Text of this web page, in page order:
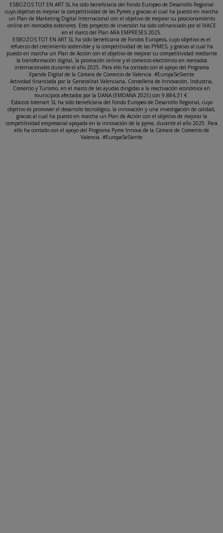
ESBOZOS TOT EN ART SL ha sido beneficiaria del Fondo Europeo de Desarrollo Regional
cuyo objetivo es mejorar la competitividad de las Pymes y gracias al cual ha puesto en marcha
un Plan de Marketing Digital Internacional con el objetivo de mejorar su posicionamiento
online en mercados exteriores. Este proyecto de inversión ha sido cofinanciado por el IVACE
en el marco del Plan ARA EMPRESES 2025.
ESBOZOS TOT EN ART SL ha sido beneficiaria de Fondos Europeos, cuyo objetivo es el
refuerzo del crecimiento sostenible y la competitividad de las PYMES, y gracias al cual ha
puesto en marcha un Plan de Acción con el objetivo de mejorar su competitividad mediante
la transformación digital, la promoción online y el comercio electrónico en mercados
internacionales durante el año 2025. Para ello ha contado con el apoyo del Programa
Xpande Digital de la Cámara de Comercio de Valencia. #EuropaSeSiente
Actividad financiada por la Generalitat Valenciana, Conselleria de Innovación, Industria,
Comercio y Turismo, en el marco de las ayudas dirigidas a la reactivación económica en
municipios afectados por la DANA (EMDANA 2025) con 9.884,31 €.
Esbozos totenart SL ha sido beneficiaria del Fondo Europeo de Desarrollo Regional, cuyo
objetivo es promover el desarrollo tecnológico, la innovación y una investigación de calidad,
gracias al cual ha puesto en marcha un Plan de Acción con el objetivo de mejorar la
competitividad empresarial apoyada en la innovación de la pyme, durante el año 2025. Para
ello ha contado con el apoyo del Programa Pyme Innova de la Cámara de Comercio de
Valencia. #EuropaSeSiente